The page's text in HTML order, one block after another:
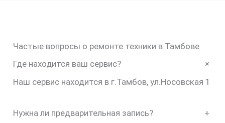
Частые вопросы о ремонте техники в Тамбове
Где находится ваш сервис?
+
Наш сервис находится в г.Тамбов, ул.Носовская 1
Нужна ли предварительная запись? +